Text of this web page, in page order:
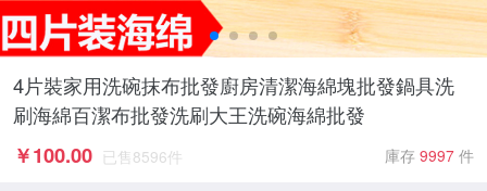
4片裝家用洗碗抹布批發廚房清潔海綿塊批發鍋具洗
刷海綿百潔布批發洗刷大王洗碗海綿批發
￥100.00 已售 8596件 庫存 9997件